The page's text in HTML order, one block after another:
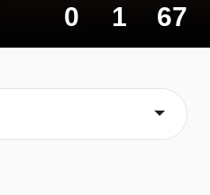
0 1 67